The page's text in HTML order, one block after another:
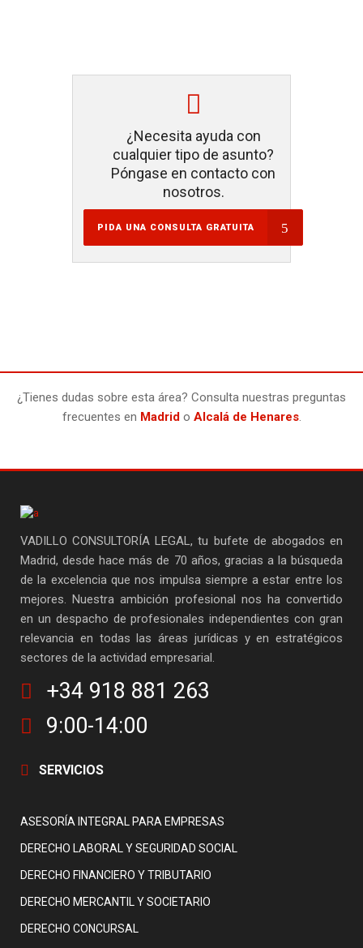
¿Necesita ayuda con
cualquier tipo de asunto?
Póngase en contacto con
nosotros.
PIDA UNA CONSULTA GRATUITA
¿Tienes dudas sobre esta área? Consulta nuestras preguntas
frecuentes en Madrido Alcalá de Henares.
VADILLO CONSULTORÍA LEGAL, tu bufete de abogados en
Madrid, desde hace más de 70 años, gracias a la búsqueda
de la excelencia que nos impulsa siempre a estar entre los
mejores. Nuestra ambición profesional nos ha convertido
en un despacho de profesionales independientes con gran
relevancia en todas las áreas jurídicas y en estratégicos
sectores de la actividad empresarial.
+34 918 881 263
9:00-14:00
SERVICIOS
ASESORÍA INTEGRAL PARA EMPRESAS
DERECHO LABORAL Y SEGURIDAD SOCIAL
DERECHO FINANCIERO Y TRIBUTARIO
DERECHO MERCANTIL Y SOCIETARIO
DERECHO CONCURSAL